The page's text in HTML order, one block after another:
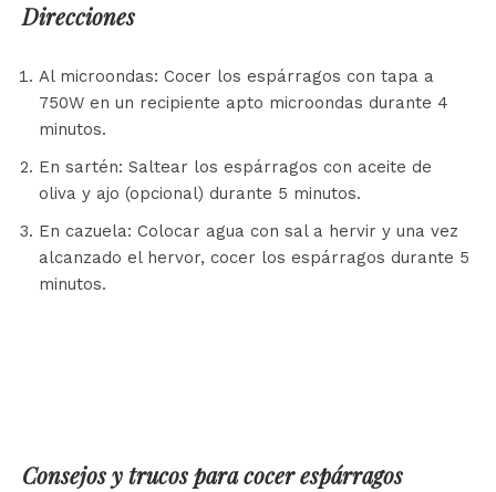
Direcciones
Al microondas: Cocer los espárragos con tapa a
750W en un recipiente apto microondas durante 4
minutos.
En sartén: Saltear los espárragos con aceite de
oliva y ajo (opcional) durante 5 minutos.
En cazuela: Colocar agua con sal a hervir y una vez
alcanzado el hervor, cocer los espárragos durante 5
minutos.
Consejos y trucos para cocer espárragos